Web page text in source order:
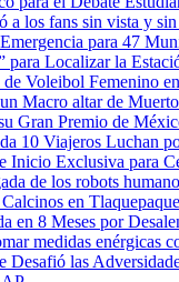
a los fans sin vista y
para 47
Localizar la
Voleibol Femenino
Macro altar de
Gran Premio de
10 Viajeros Luchan
Inicio Exclusiva para
de los robots
en
en 8 Meses por
medidas enérgicas
las